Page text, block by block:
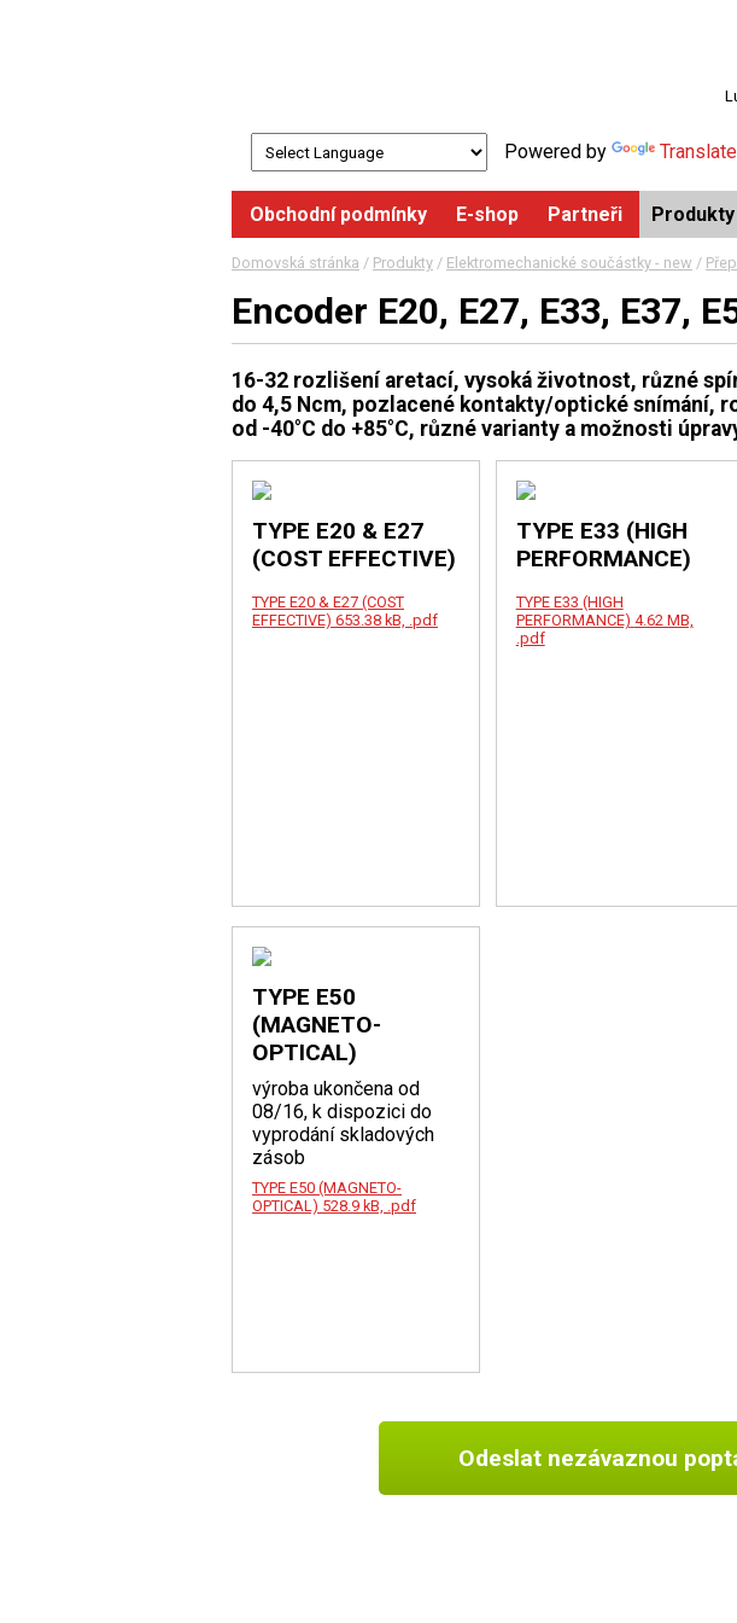
Powered by Translate
Obchodní podmínky E-shop Partneři Produkty
Domovská stránka / Produkty / Elektromechanické součástky - new /
Encoder E20, E27, E33, E37,
16-32 rozlišení aretací, vysoká životnost, různé
do 4,5 Ncm, pozlacené kontakty/optické snímání,
od -40°C do +85°C, různé varianty a možnosti
TYPE E20 & E27
(COST EFFECTIVE)
TYPE E20 & E27 (COST
EFFECTIVE) 653.38 kB, .pdf
TYPE E33 (HIGH
PERFORMANCE)
TYPE E33 (HIGH
PERFORMANCE) 4.62 MB,
.pdf
TYPE E50
(MAGNETO-
OPTICAL)
výroba ukončena od
08/16, k dispozici do
vyprodání skladových
zásob
TYPE E50 (MAGNETO-
OPTICAL) 528.9 kB, .pdf
Odeslat nezávaznou